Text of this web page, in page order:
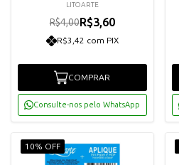
LITOARTE
R$4,00R$3,60
R$3,42 com PIX
COMPRAR
Consulte-nos pelo WhatsApp
10% OFF